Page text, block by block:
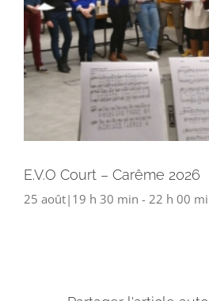
E.V.O Court – Carême 2026
25 août|19 h 30 min - 22 h 00